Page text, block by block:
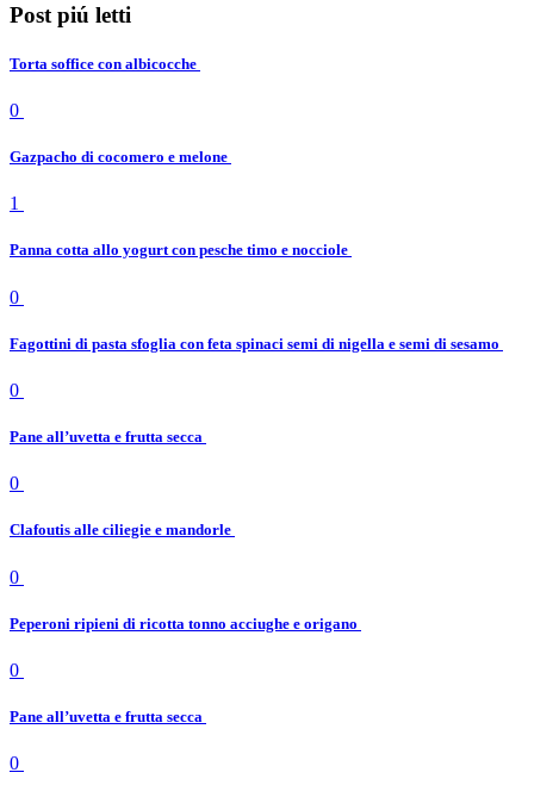
Post piú letti
Torta soffice con albicocche
0
Gazpacho di cocomero e melone
1
Panna cotta allo yogurt con pesche timo e nocciole
0
Fagottini di pasta sfoglia con feta spinaci semi di nigella e semi di sesamo
0
Pane all’uvetta e frutta secca
0
Clafoutis alle ciliegie e mandorle
0
Peperoni ripieni di ricotta tonno acciughe e origano
0
Pane all’uvetta e frutta secca
0